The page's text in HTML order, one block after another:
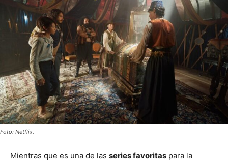
Foto: Netflix.
Mientras que es una de las series favoritas para la